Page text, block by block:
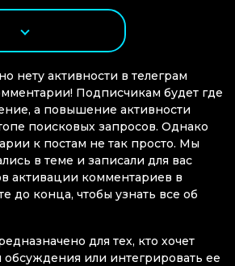
нету активности в телеграм
Подписчикам будет где
а повышение активности
поисковых запросов. Однако
к постам не так просто. Мы
в теме и записали для вас
активации комментариев в
до конца, чтобы узнать все об
для тех, кто хочет
обсуждения или интегрировать ее